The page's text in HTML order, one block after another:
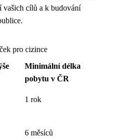
vašich cílů a k budování
pro cizince
Minimální délka
pobytu v ČR
1 rok
6 měsíců